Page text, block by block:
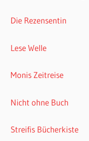
Die Rezensentin
Lese Welle
Monis Zeitreise
Nicht ohne Buch
Streifis Bücherkiste